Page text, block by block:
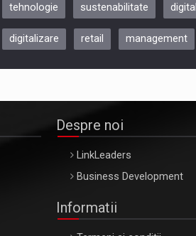
Oradea – 8 Oct 2026
tehnologie sustenabilitate digital
digitalizare retail management
Despre noi
LinkLeaders
Business Development
Informatii